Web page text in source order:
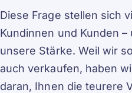
Diese Frage stellen sich
Kundinnen und Kunden
unsere Stärke. Weil wir
auch verkaufen, haben
daran, Ihnen die teurere